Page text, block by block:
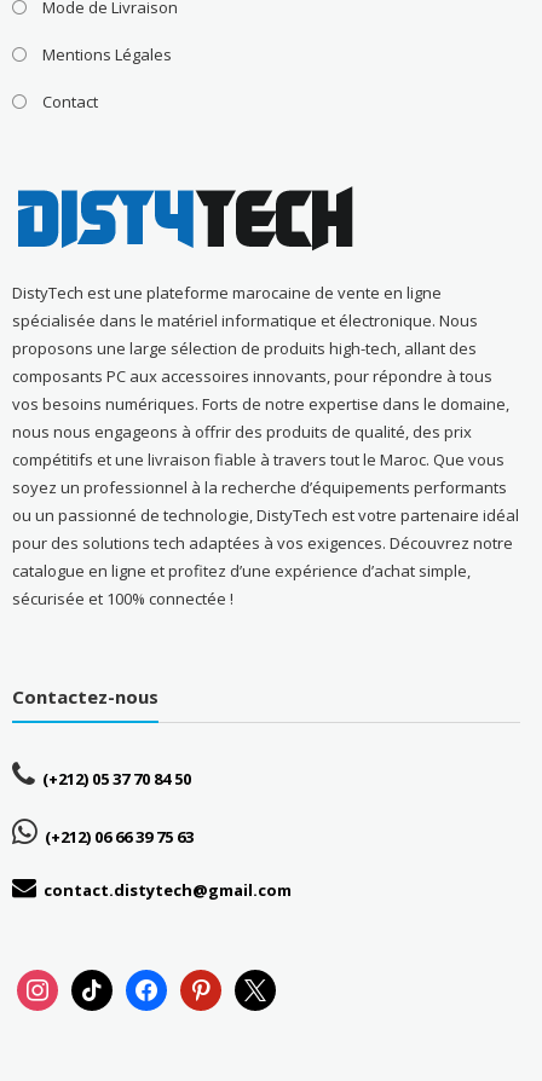
Mode de Livraison
Mentions Légales
Contact
DistyTech est une plateforme marocaine de vente en ligne
spécialisée dans le matériel informatique et électronique. Nous
proposons une large sélection de produits high-tech, allant des
composants PC aux accessoires innovants, pour répondre à tous
vos besoins numériques. Forts de notre expertise dans le domaine,
nous nous engageons à offrir des produits de qualité, des prix
compétitifs et une livraison fiable à travers tout le Maroc. Que vous
soyez un professionnel à la recherche d’équipements performants
ou un passionné de technologie, DistyTech est votre partenaire idéal
pour des solutions tech adaptées à vos exigences. Découvrez notre
catalogue en ligne et profitez d’une expérience d’achat simple,
sécurisée et 100% connectée !
Contactez-nous
(+212) 05 37 70 84 50
(+212) 06 66 39 75 63
contact.distytech@gmail.com
instagramtiktok facebookpinterest
x